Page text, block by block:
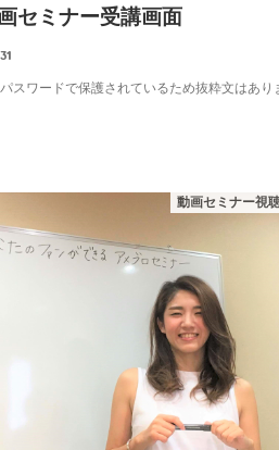
セミナー受講画面
スワードで保護されているため抜粋文はあり
動画セミナー視